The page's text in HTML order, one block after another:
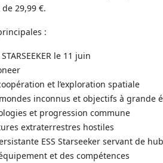
29,99 €.
:
le 11 juin
et l’exploration spatiale
inconnus et objectifs à grande
et progression commune
extraterrestres hostiles
ESS Starseeker servant de hub
et des compétences